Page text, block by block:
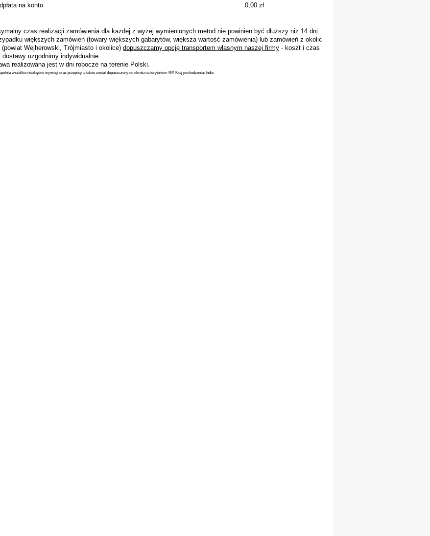
na konto
0,00 zł
czas realizacji zamówienia dla każdej z wyżej wymienionych metod nie powinien być dłuższy niż 14 dni.
większych zamówień (towary większych gabarytów, większa wartość zamówienia) lub zamówień z okolic
(powiat Wejherowski, Trójmiasto i okolice) dopuszczamy opcję transportem własnym naszej firmy - koszt i czas
dostawy uzgodnimy indywidualnie.
realizowana jest w dni robocze na terenie Polski.
wszelkie niezbędne wymogi oraz przepisy, a także został dopuszczony do obrotu na terytorium RP. Kraj pochodzenia: Indie